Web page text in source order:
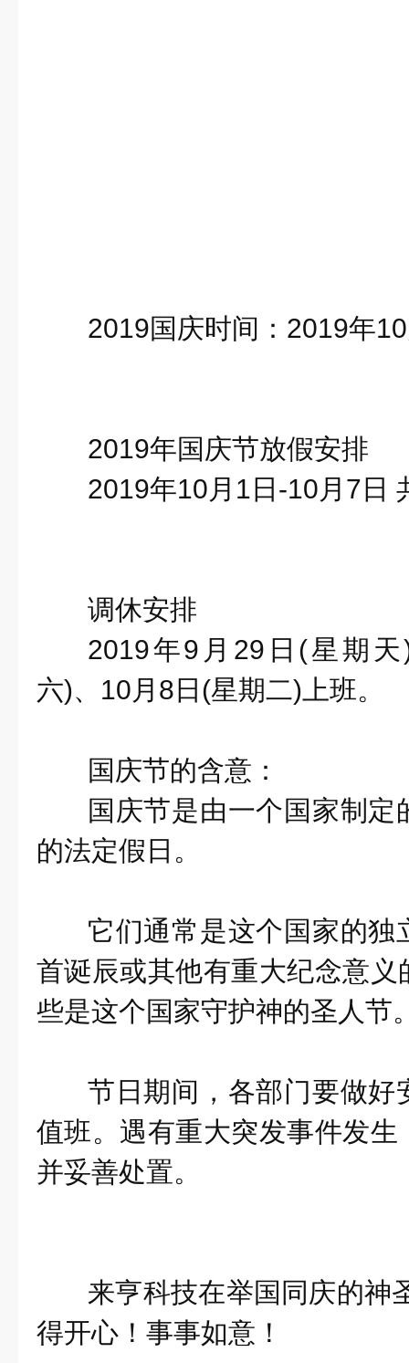
2019国庆时间：2019年
2019年国庆节放假安排
2019年10月1日-10月7日
调休安排
2019年9月29日(星期
六)、10月8日(星期二)上班。
国庆节的含意：
国庆节是由一个国家制定
的法定假日。
它们通常是这个国家的独
首诞辰或其他有重大纪念意
些是这个国家守护神的圣人节
节日期间，各部门要做好
值班。遇有重大突发事件发
并妥善处置。
来亨科技在举国同庆的神
得开心！事事如意！